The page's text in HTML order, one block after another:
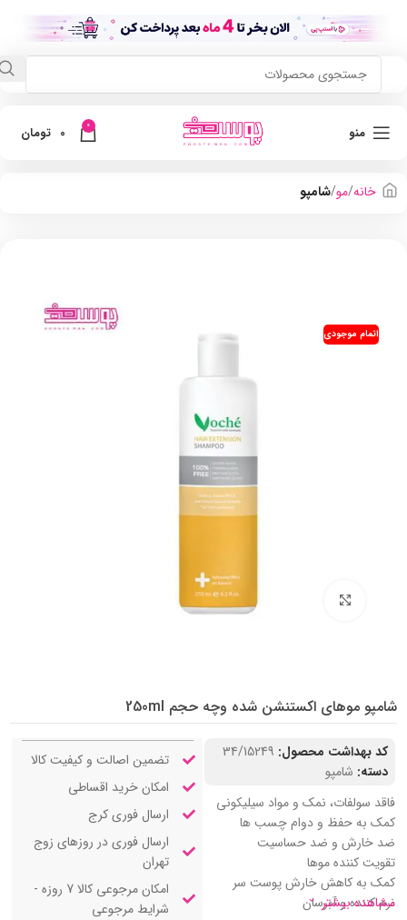
منو 0
0 تومان
خانه مو شامپو
اتمام موجودی
بزرگنمایی تصویر
شامپو موهای اکستنشن شده وچه حجم 250ml
کد بهداشت محصول: 34/15249
دسته: شامپو
فاقد سولفات، نمک و مواد سیلیکونی
کمک به حفظ و دوام چسب ها
ضد خارش و ضد حساسیت
تقویت کننده موها
کمک به کاهش خارش پوست سر
نرم کننده و آبرسان
مشاهده بیشتر
تضمین اصالت و کیفیت کالا
امکان خرید اقساطی
ارسال فوری کرج
ارسال فوری در روزهای زوج
تهران
امکان مرجوعی کالا 7 روزه -
شرایط مرجوعی